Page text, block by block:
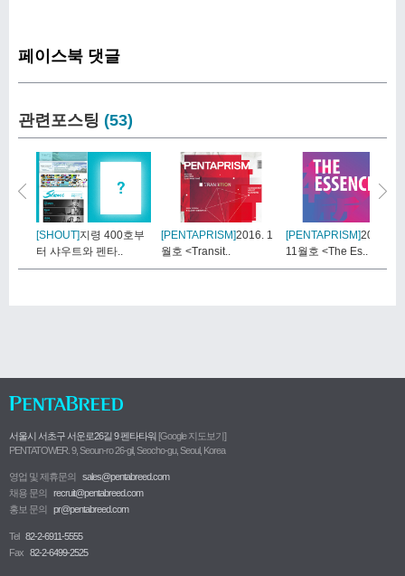
페이스북 댓글
관련포스팅 (53)
[SHOUT]지령 400호부
터 샤우트와 펜타..
[PENTAPRISM]2016. 1
월호 <Transit..
[PENTAPRISM]2015.
11월호 <The Es..
서울시 서초구 서운로26길 9 펜타타워 [Google 지도보기]
PENTATOWER. 9, Seoun-ro 26-gil, Seocho-gu, Seoul, Korea
영업 및 제휴문의
sales@pentabreed.com
채용 문의
recruit@pentabreed.com
홍보 문의
pr@pentabreed.com
Tel 82-2-6911-5555
Fax 82-2-6499-2525